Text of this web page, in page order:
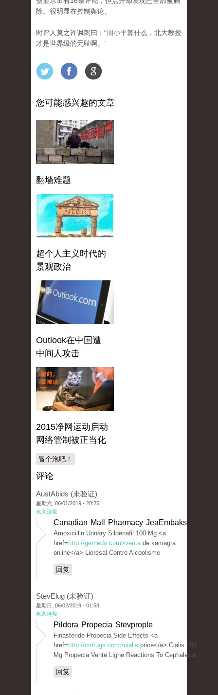
除。很明显在控制舆论。
时评人莫之许讽刺曰：“周小平算什么，北大教授
才是世界级的无耻啊。”
您可能感兴趣的文章
翻墙难题
超个人主义时代的
景观政治
Outlook在中国遭
中间人攻击
2015净网运动启动
网络管制被正当化
冒个泡吧！
评论
AustAbids (未验证)
星期六, 06/01/2019 - 20:25
永久连接
Canadian Mall Pharmacy JeaEmbaks
Amoxicillin Urinary Sildenafil 100 Mg <a
href= http://gemeds.com>ventade kamagra
online</a> Lioresal Contre Alcoolisme
回复
StevElug (未验证)
星期日, 06/02/2019 - 01:58
永久连接
Pildora Propecia Stevprople
Finasteride Propecia Side Effects <a
href= http://crdrugs.com>cialis price</a> Cialis 200
Mg Propecia Vente Ligne Reactions To Cephalexin
回复